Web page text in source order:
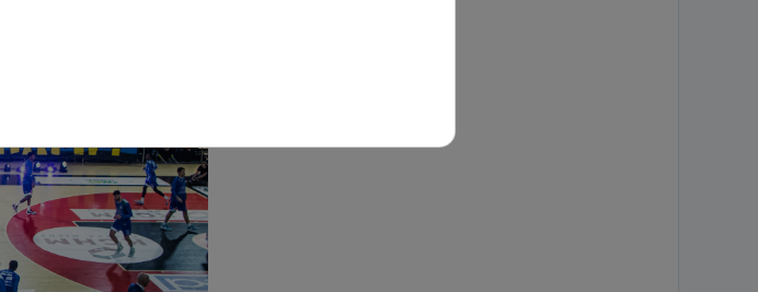
wymogiem ustawowym lub umownym oraz
Państwa dane?
Ostrów Wielkopolski (63-400) przy ul. Wolności
trzecim, jak również nie są one
profilowania.
nam danymi?